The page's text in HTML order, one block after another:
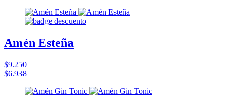
Amén Esteña
$9.250
$6.938